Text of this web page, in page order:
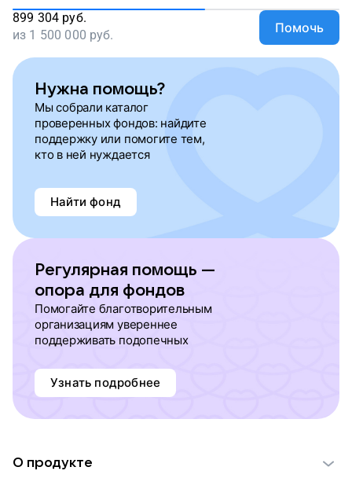
899 304 руб.
из 1 500 000 руб. Помочь
Нужна помощь?
Мы собрали каталог
проверенных фондов: найдите
поддержку или помогите тем,
кто в ней нуждается
Найти фонд
Регулярная помощь —
опора для фондов
Помогайте благотворительным
организациям увереннее
поддерживать подопечных
Узнать подробнее
О продукте